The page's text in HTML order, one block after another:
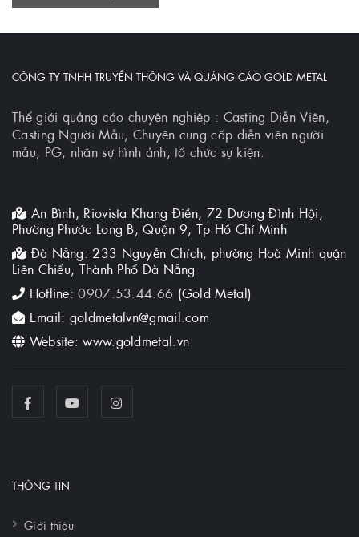
CÔNG TY TNHH TRUYỀN THÔNG VÀ QUẢNG CÁO GOLD METAL
Thế giới quảng cáo chuyên nghiệp : Casting Diễn Viên,
Casting Người Mẫu, Chuyên cung cấp diễn viên người
mẫu, PG, nhân sự hình ảnh, tổ chức sự kiện.
An Bình, Riovista Khang Điền, 72 Dương Đình Hội,
Phường Phước Long B, Quận 9, Tp Hồ Chí Minh
Đà Nẵng: 233 Nguyễn Chích, phường Hoà Minh quận
Liên Chiểu, Thành Phố Đà Nẵng
Hotline:0907.53.44.66 (Gold Metal)
Email: goldmetalvn@gmail.com
Website: www.goldmetal.vn
THÔNG TIN
Giới thiệu